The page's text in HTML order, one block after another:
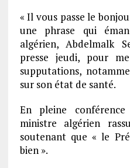
« Il vous passe le
une phrase qui
algérien, Abdelmalk
presse jeudi, pour
supputations,
sur son état de santé.
En pleine
ministre algérien
soutenant que « le
bien ».